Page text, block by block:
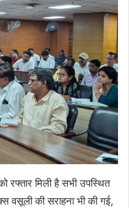
रफ्तार मिली है सभी उपस्थित
वसूली की सराहना भी की गई,